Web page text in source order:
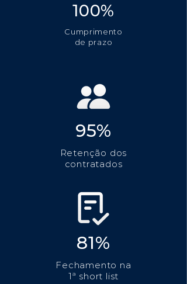
100%
Cumprimento
de prazo
95%
Retenção dos
contratados
81%
Fechamento na
1ª short list